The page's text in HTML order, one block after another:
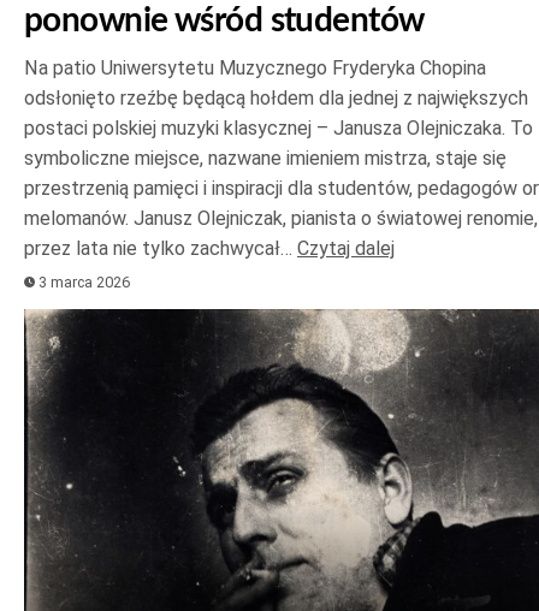
ponownie wśród studentów
Na patio Uniwersytetu Muzycznego Fryderyka Chopina
odsłonięto rzeźbę będącą hołdem dla jednej z największych
postaci polskiej muzyki klasycznej – Janusza Olejniczaka. To
symboliczne miejsce, nazwane imieniem mistrza, staje się
przestrzenią pamięci i inspiracji dla studentów, pedagogów
melomanów. Janusz Olejniczak, pianista o światowej renomie,
przez lata nie tylko zachwycał… Czytaj dalej
3 marca 2026
Odtwarzacz
plików
dźwiękowych